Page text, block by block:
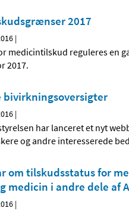
2017
|
medicintilskud reguleres en
2017.
bivirkningsoversigter
|
har lanceret et nyt
og andre interesserede
om tilskudsstatus for
medicin i andre dele af
|